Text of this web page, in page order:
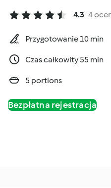
4.3 4
Przygotowanie 10 min
Czas całkowity 55 min
5 portions
Bezpłatna rejestracja